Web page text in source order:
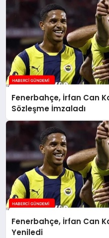
Fenerbahçe, İrfan Can
Sözleşme İmzaladı
Fenerbahçe, İrfan Can
Yeniledi